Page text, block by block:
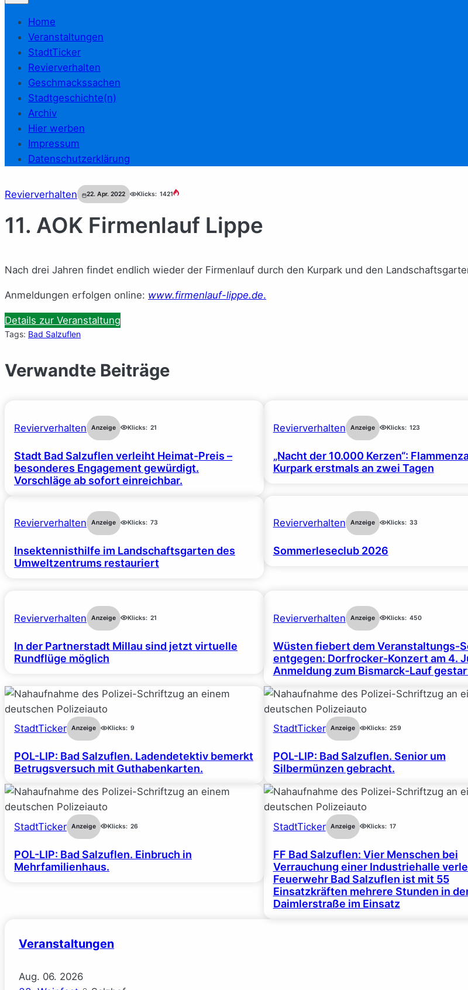
Home
Veranstaltungen
StadtTicker
Revierverhalten
Geschmackssachen
Stadtgeschichte(n)
Archiv
Hier werben
Impressum
Datenschutzerklärung
Revierverhalten 22. Apr. 2022 Klicks: 1421
11. AOK Firmenlauf Lippe
Nach drei Jahren findet endlich wieder der Firmenlauf durch den Kurpark und den
Anmeldungen erfolgen online: www.firmenlauf-lippe.de.
Details zur Veranstaltung
Tags: Bad Salzuflen
Verwandte Beiträge
Revierverhalten Anzeige Klicks: 21
Stadt Bad Salzuflen verleiht Heimat-Preis –
besonderes Engagement gewürdigt.
Vorschläge ab sofort einreichbar.
Revierverhalten Anzeige Klicks: 123
„Nacht der 10.000 Kerzen“:
Kurpark erstmals an zwei Tagen
Revierverhalten Anzeige Klicks: 73
Insektennisthilfe im Landschaftsgarten des
Umweltzentrums restauriert
Revierverhalten Anzeige Klicks: 33
Sommerleseclub 2026
Revierverhalten Anzeige Klicks: 21
In der Partnerstadt Millau sind jetzt virtuelle
Rundflüge möglich
Revierverhalten Anzeige Klicks: 450
Wüsten fiebert dem Veranstaltungs-
entgegen: Dorfrocker-Konzert am 4.
Anmeldung zum Bismarck-Lauf
StadtTicker Anzeige Klicks: 9
POL-LIP: Bad Salzuflen. Ladendetektiv bemerkt
Betrugsversuch mit Guthabenkarten.
StadtTicker Anzeige Klicks: 259
POL-LIP: Bad Salzuflen. Senior um
Silbermünzen gebracht.
StadtTicker Anzeige Klicks: 26
POL-LIP: Bad Salzuflen. Einbruch in
Mehrfamilienhaus.
StadtTicker Anzeige Klicks: 17
FF Bad Salzuflen: Vier Menschen bei
Verrauchung einer Industriehalle
Feuerwehr Bad Salzuflen ist mit 55
Einsatzkräften mehrere Stunden in
Daimlerstraße im Einsatz
Veranstaltungen
Aug. 06. 2026